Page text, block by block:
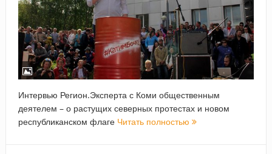
Интервью Регион.Эксперта с Коми общественным
деятелем – о растущих северных протестах и новом
республиканском флаге Читать полностью